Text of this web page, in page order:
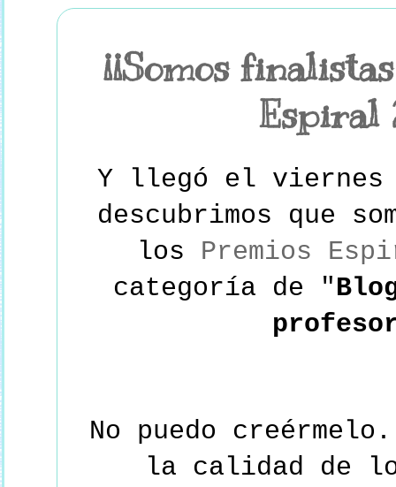
¡¡Somos
Espiral
Y llegó el viernes
descubrimos que
los Premios
categoría de "
No puedo
la calidad de